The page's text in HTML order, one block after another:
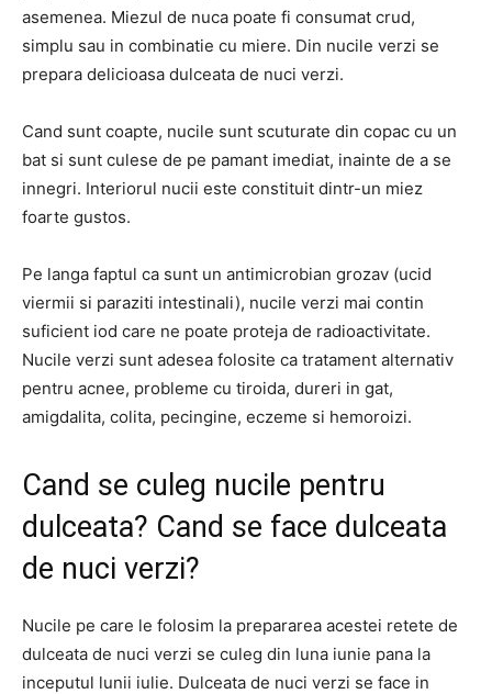
asemenea. Miezul de nuca poate fi consumat crud,
simplu sau in combinatie cu miere. Din nucile verzi se
prepara delicioasa dulceata de nuci verzi.
Cand sunt coapte, nucile sunt scuturate din copac cu un
bat si sunt culese de pe pamant imediat, inainte de a se
innegri. Interiorul nucii este constituit dintr-un miez
foarte gustos.
Pe langa faptul ca sunt un antimicrobian grozav (ucid
viermii si paraziti intestinali), nucile verzi mai contin
suficient iod care ne poate proteja de radioactivitate.
Nucile verzi sunt adesea folosite ca tratament alternativ
pentru acnee, probleme cu tiroida, dureri in gat,
amigdalita, colita, pecingine, eczeme si hemoroizi.
Cand se culeg nucile pentru
dulceata? Cand se face dulceata
de nuci verzi?
Nucile pe care le folosim la prepararea acestei retete de
dulceata de nuci verzi se culeg din luna iunie pana la
inceputul lunii iulie. Dulceata de nuci verzi se face in